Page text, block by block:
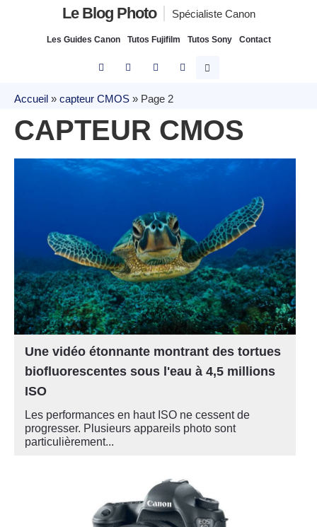
Le Blog Photo Spécialiste Canon
Les Guides Canon Tutos Fujifilm Tutos Sony Contact
Accueil » capteur CMOS » Page 2
CAPTEUR CMOS
Une vidéo étonnante montrant des tortues
biofluorescentes sous l'eau à 4,5 millions
ISO
Les performances en haut ISO ne cessent de
progresser. Plusieurs appareils photo sont
particulièrement...